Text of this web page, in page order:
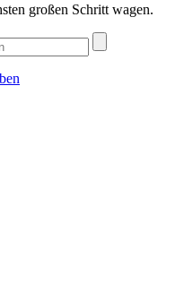
großen Schritt wagen.